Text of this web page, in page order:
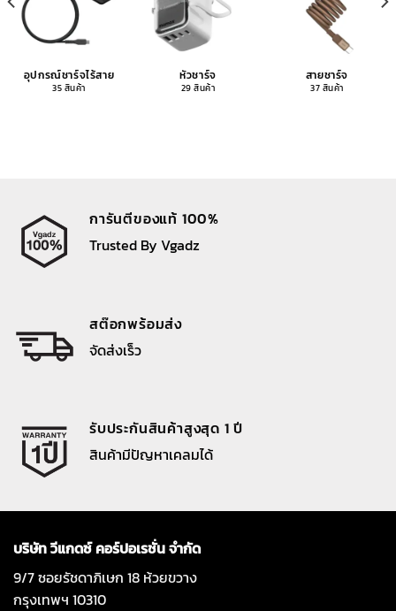
อุปกรณ์ชาร์จไร้สาย
35 สินค้า
หัวชาร์จ
29 สินค้า
สายชาร์จ
37 สินค้า
การันตีของแท้ 100%
Trusted By Vgadz
สต๊อกพร้อมส่ง
จัดส่งเร็ว
รับประกันสินค้าสูงสุด 1 ปี
สินค้ามีปัญหาเคลมได้
บริษัท วีแกดซ์ คอร์ปอเรชั่น จำกัด
9/7 ซอยรัชดาภิเษก 18 ห้วยขวาง
กรุงเทพฯ 10310